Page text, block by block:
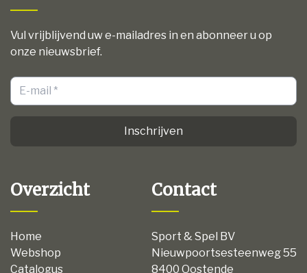
Vul vrijblijvend uw e-mailadres in en abonneer u op
onze nieuwsbrief.
Inschrijven
Overzicht
Home
Webshop
Catalogus
Contact
Sport & Spel BV
Nieuwpoortsesteenweg 55
8400 Oostende